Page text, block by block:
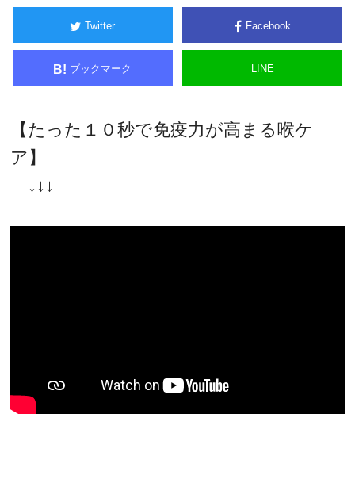
Twitter Facebook
B! ブックマーク LINE
【たった１０秒で免疫力が高まる喉ケ
ア】
↓↓↓